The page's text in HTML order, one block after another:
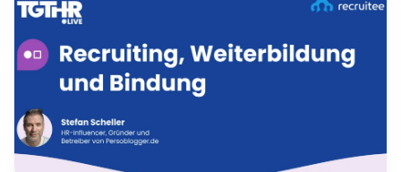
Tellent Recruitee ROI-Rechner
Erstellen Sie Ihren Business Case für Tellent Recruitee und sehen Sie
Ihre Einsparungen.
Tellent Recruitee
Bereit, Ihr Recruiting auf das nächste Level zu bringen? Erfahren Sie